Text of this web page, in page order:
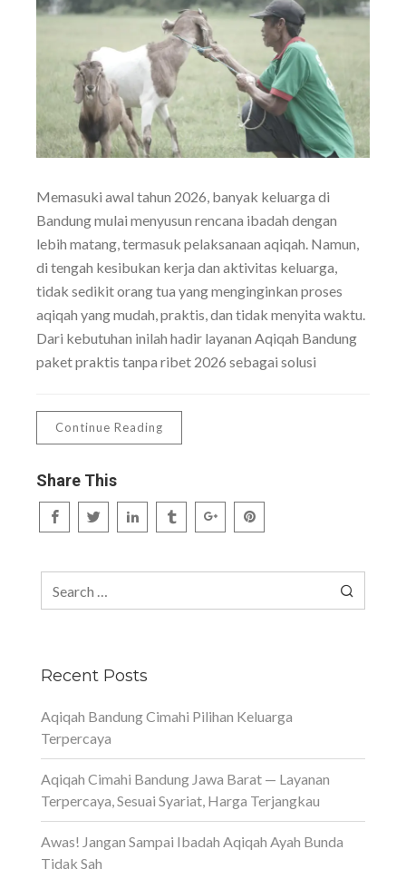
Memasuki awal tahun 2026, banyak keluarga di
Bandung mulai menyusun rencana ibadah dengan
lebih matang, termasuk pelaksanaan aqiqah. Namun,
di tengah kesibukan kerja dan aktivitas keluarga,
tidak sedikit orang tua yang menginginkan proses
aqiqah yang mudah, praktis, dan tidak menyita waktu.
Dari kebutuhan inilah hadir layanan Aqiqah Bandung
paket praktis tanpa ribet 2026 sebagai solusi
Continue Reading
Share This
Recent Posts
Aqiqah Bandung Cimahi Pilihan Keluarga
Terpercaya
Aqiqah Cimahi Bandung Jawa Barat — Layanan
Terpercaya, Sesuai Syariat, Harga Terjangkau
Awas! Jangan Sampai Ibadah Aqiqah Ayah Bunda
Tidak Sah